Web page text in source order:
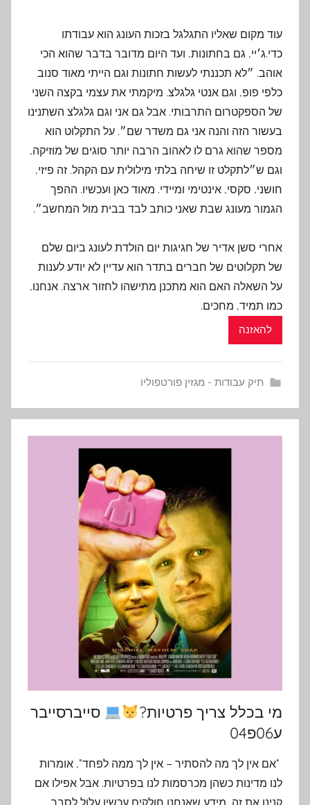
עוד מקום שאליו התגלגל בזכות העונג הוא עבודתו
כדי.ג׳יי, גם בחתונות, ועד היום מדובר בדבר שהוא הכי
אוהב. ״לא תכננתי לעשות חתונות וגם הייתי מאוד סנוב
כלפי פופ, וגם אנטי גלגלצ. מיקמתי את עצמי בקצה השני
של הספקטרום התרבותי. אבל גם אני וגם גלגלצ השתנינו
בעשור הזה והנה אני גם משדר שם״. על התקלוט הוא
מספר שהוא גרם לו לאהוב הרבה יותר סוגים של מוזיקה,
וגם ש״לתקלט זו שיחה בלתי מילולית עם הקהל. זה פיזי,
חושני, סקסי, אינטימי ומיידי. מאוד כאן ועכשיו. ההפך
הגמור מעונג שבת שאני כותב לבד בבית מול המחשב״.
אחרי סשן אדיר של חגיגות יום הולדת לעונג ביום שלם
של תקלוטים של חברים בתדר הוא עדיין לא יודע לענות
על השאלה האם הוא מתכנן מתישהו לחזור ארצה. אנחנו,
כמו תמיד, מחכים.
להאזנה
תיק עבודות - מגזין פורטפוליו
מי בכלל צריך פרטיות?
סייברסייבר
ע06פ04
"אם אין לך מה להסתיר – אין לך ממה לפחד", אומרות
לנו מדינות כשהן מכרסמות לנו בפרטיות. אבל אפילו אם
קנינו את זה, מידע שאנחנו חולקים עכשיו עלול לסבך